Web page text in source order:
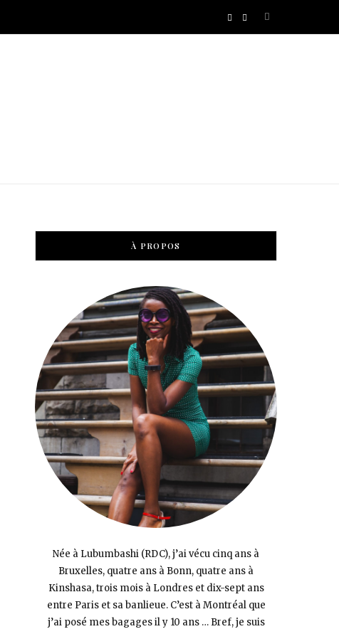
À PROPOS
Née à Lubumbashi (RDC), j’ai vécu cinq ans à
Bruxelles, quatre ans à Bonn, quatre ans à
Kinshasa, trois mois à Londres et dix-sept ans
entre Paris et sa banlieue. C’est à Montréal que
j’ai posé mes bagages il y 10 ans … Bref, je suis